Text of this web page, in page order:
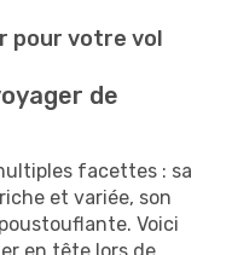
pour votre vol
de
facettes : sa
et variée, son
Voici